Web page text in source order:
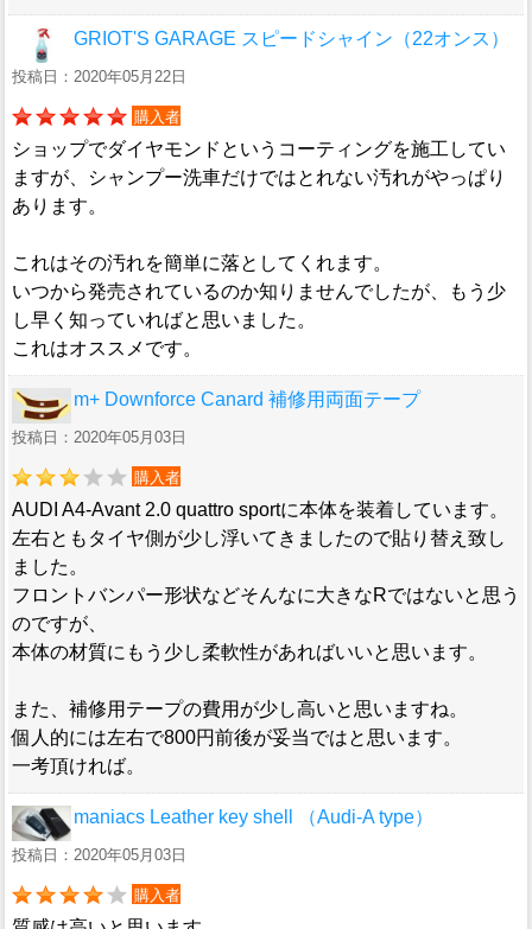
GRIOT'S GARAGE スピードシャイン（22オンス）
投稿日：2020年05月22日
購入者
ショップでダイヤモンドというコーティングを施工してい
ますが、シャンプー洗車だけではとれない汚れがやっぱり
あります。
これはその汚れを簡単に落としてくれます。
いつから発売されているのか知りませんでしたが、もう少
し早く知っていればと思いました。
これはオススメです。
m+ Downforce Canard 補修用両面テープ
投稿日：2020年05月03日
購入者
AUDI A4-Avant 2.0 quattro sportに本体を装着しています。
左右ともタイヤ側が少し浮いてきましたので貼り替え致し
ました。
フロントバンパー形状などそんなに大きなRではないと思う
のですが、
本体の材質にもう少し柔軟性があればいいと思います。
また、補修用テープの費用が少し高いと思いますね。
個人的には左右で800円前後が妥当ではと思います。
一考頂ければ。
maniacs Leather key shell （Audi-A type）
投稿日：2020年05月03日
購入者